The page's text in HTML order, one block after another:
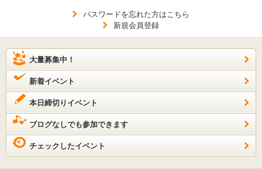
パスワードを忘れた方はこちら
新規会員登録
大量募集中！
新着イベント
本日締切りイベント
ブログなしでも参加できます
チェックしたイベント